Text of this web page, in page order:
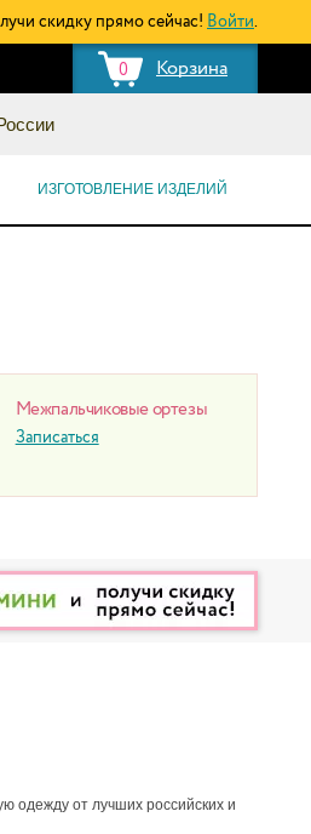
скидку прямо сейчас! Войти.
0 Корзина
ИЗГОТОВЛЕНИЕ ИЗДЕЛИЙ
Межпальчиковые ортезы
Записаться
одежду от лучших российских и